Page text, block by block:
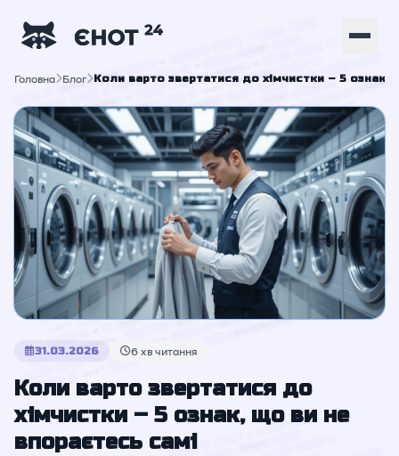
Головна Блог Коли варто звертатися до хімчистки – 5 ознак,
31.03.2026 6 хв читання
Коли варто звертатися до
хімчистки – 5 ознак, що ви не
впораєтесь самі